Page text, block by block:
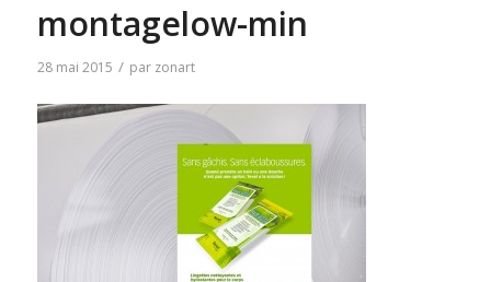
montagelow-min
28 mai 2015 / par zonart